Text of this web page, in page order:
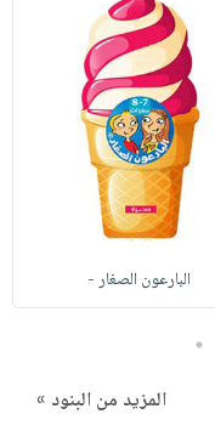
البارعون الصغار -
5
المزيد من البنود »